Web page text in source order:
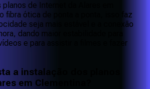
de Internet da Alares em
fibra ótica de ponta a ponta, isso faz
seja mais estável e a conexão
dando maior estabilidade para
e para assistir a filmes e fazer
a instalação dos planos
em Clementina?